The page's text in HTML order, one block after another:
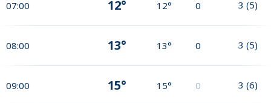
07:00 12° 12° 0 3 (5)
08:00 13° 13° 0 3 (5)
09:00 15° 15° 0 3 (6)